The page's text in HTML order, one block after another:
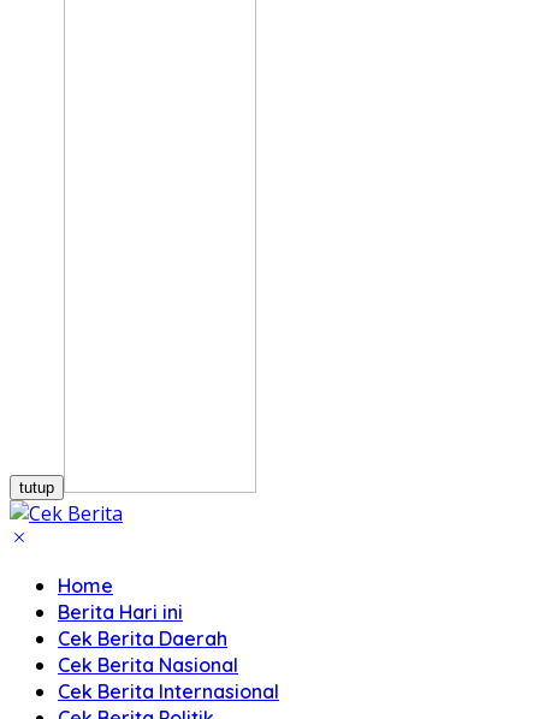
tutup
Home
Berita Hari ini
Cek Berita Daerah
Cek Berita Nasional
Cek Berita Internasional